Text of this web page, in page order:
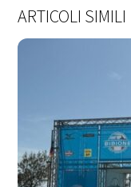
ARTICOLI SIMILI